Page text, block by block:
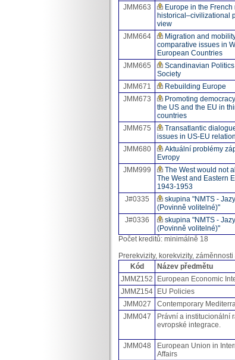
JMM663
Europe in the French
historical–civilizational
view
JMM664
Migration and
comparative issues in
European Countries
JMM665
Scandinavian Politics
Society
JMM671 Rebuilding Europe
JMM673
Promoting
the US and the EU in
countries
JMM675
Transatlantic
issues in US-EU
JMM680
Aktuální problémy
Evropy
JMM999
The West would not
The West and Eastern
1943-1953
J#0335
skupina "NMTS -
(Povinně volitelné)"
J#0336
skupina "NMTS -
(Povinně volitelné)"
Počet kreditů: minimálně 18
Prerekvizity, korekvizity,
Kód
Název předmětu
JMMZ152
European Economic
JMMZ154
EU Policies
JMM027
Contemporary
JMM047
Právní a institucionální
evropské integrace.
JMM048
European Union in
Affairs